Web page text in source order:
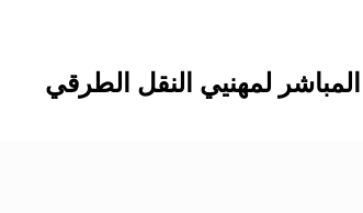
لمهنيي النقل الطرقي